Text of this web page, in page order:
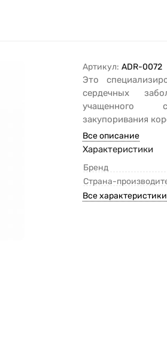
Артикул: ADR-0072
Это
сердечных
учащенного
закупоривания
Все описание
Характеристики
Бренд
Страна-
Все характеристики